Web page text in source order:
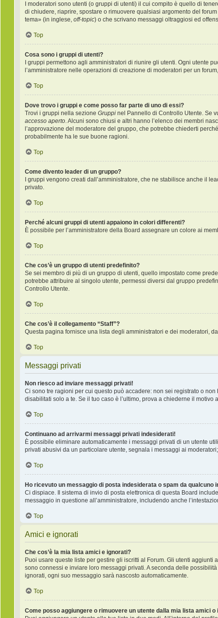
I moderatori sono utenti (o gruppi di utenti) il cui compito è quello di
di chiudere, riaprire, spostare o rimuovere qualsiasi argomento del
tema» (in inglese, off-topic) o che scrivano messaggi oltraggiosi ed
Top
Cosa sono i gruppi di utenti?
I gruppi permettono agli amministratori di riunire gli utenti. Ogni utente
l’amministratore nelle operazioni di creazione di moderatori per un
Top
Dove trovo i gruppi e come posso far parte di uno di essi?
Trovi i gruppi nella sezione Gruppi nel Pannello di Controllo Utente. Se
accesso aperto. Alcuni sono chiusi e altri hanno l’elenco dei membri
l’approvazione del moderatore del gruppo, che potrebbe chiederti
probabilmente ha le sue buone ragioni.
Top
Come divento leader di un gruppo?
I gruppi vengono creati dall’amministratore, che ne stabilisce anche il
privato.
Top
Perché alcuni gruppi di utenti appaiono in colori differenti?
È possibile per l’amministratore della Board assegnare un colore ai
Top
Che cos’è un gruppo di utenti predefinito?
Se sei membro di più di un gruppo di utenti, quello impostato come
potrebbe attribuire al singolo utente, permessi diversi dal gruppo
Controllo Utente.
Top
Che cos’è il collegamento “Staff”?
Questa pagina fornisce una lista degli amministratori e dei moderatori,
Top
Messaggi privati
Non riesco ad inviare messaggi privati!
Ci sono tre ragioni per cui questo può accadere: non sei registrato o
disabilitati solo a te. Se il tuo caso è l’ultimo, prova a chiederne il motivo
Top
Continuano ad arrivarmi messaggi privati indesiderati!
È possibile eliminare automaticamente i messaggi privati ​​di un utente
privati ​​abusivi da un particolare utente, segnala i messaggi ai
Top
Ho ricevuto un messaggio di posta indesiderata o spam da qualcuno
Ci dispiace. Il sistema di invio di posta elettronica di questa Board
messaggio in questione all’amministratore, includendo anche
Top
Amici e ignorati
Che cos’è la mia lista amici e ignorati?
Puoi usare queste liste per gestire gli iscritti al Forum. Gli utenti
sono connessi e inviare loro messaggi privati. A seconda delle
ignorati, ogni suo messaggio sarà nascosto automaticamente.
Top
Come posso aggiungere o rimuovere un utente dalla mia lista amici o